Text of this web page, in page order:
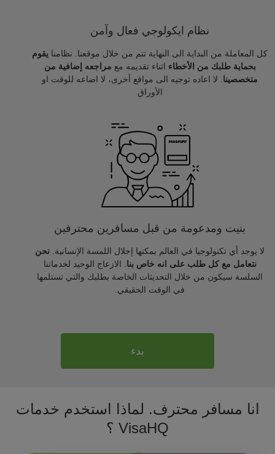
نظام ايكولوجي فعال وآمن
كل المعاملة من البداية الى النهاية تتم من خلال موقعنا. نظامنا يقوم
بحماية طلبك من الأخطاء اثناء تقديمه مع مراجعه إضافية من
متخصصينا . لا اعاده توجيه الى مواقع أخرى، لا اضاعه للوقت او
الأوراق
بنيت ومدعومة من قبل مسافرين محترفين
لا يوجد أي تكنولوجيا في العالم يمكنها إحلال اللمسة الإنسانية. نحن
نتعامل مع كل طلب على انه خاص بنا . الازعاج الوحيد لخدماتنا
السلسة سيكون من خلال التحديثات الخاصة بطلبك والتي تستلمها
في الوقت الحقيقي.
بدء
انا مسافر محترف. لماذا استخدم خدمات
VisaHQ ؟